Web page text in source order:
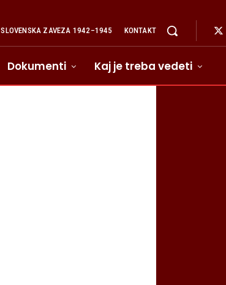
SLOVENSKA ZAVEZA 1942–1945 KONTAKT
Dokumenti Kaj je treba vedeti